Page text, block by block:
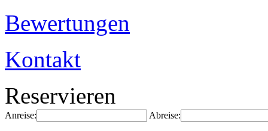
Bewertungen
Kontakt
Reservieren
Anreise: Abreise: